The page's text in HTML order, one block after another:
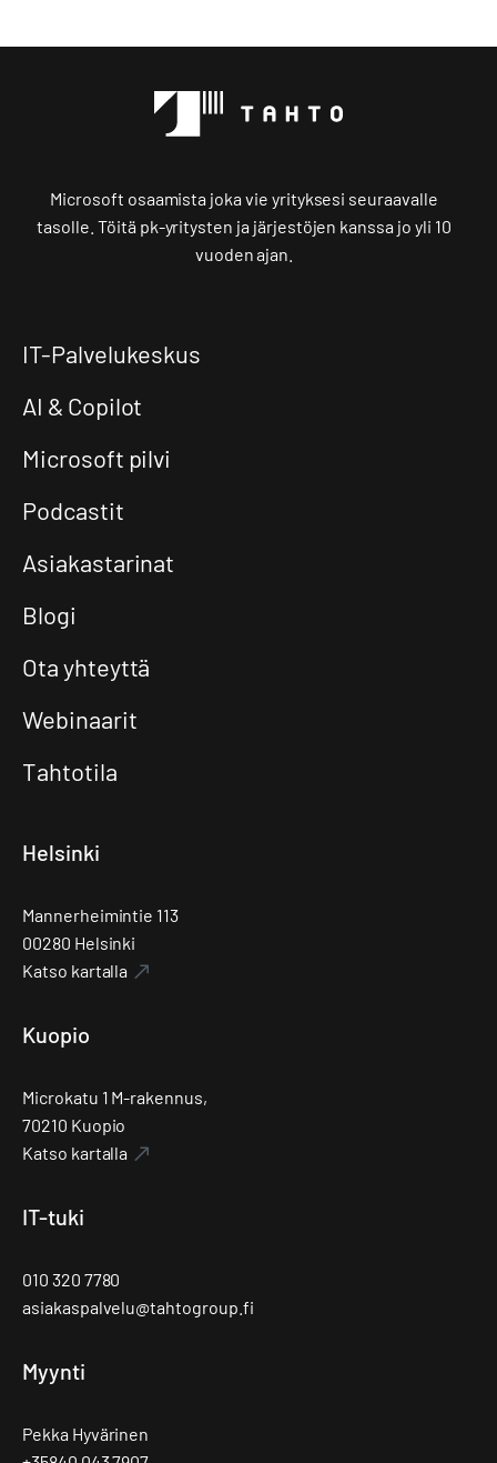
Microsoft osaamista joka vie yrityksesi seuraavalle
tasolle. Töitä pk-yritysten ja järjestöjen kanssa jo yli 10
vuoden ajan.
IT-Palvelukeskus
AI & Copilot
Microsoft pilvi
Podcastit
Asiakastarinat
Blogi
Ota yhteyttä
Webinaarit
Tahtotila
Helsinki
Mannerheimintie 113
00280 Helsinki
Katso kartalla
Kuopio
Microkatu 1 M-rakennus,
70210 Kuopio
Katso kartalla
IT-tuki
010 320 7780
asiakaspalvelu@tahtogroup.fi
Myynti
Pekka Hyvärinen